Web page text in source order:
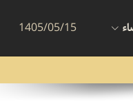
1405/05/15